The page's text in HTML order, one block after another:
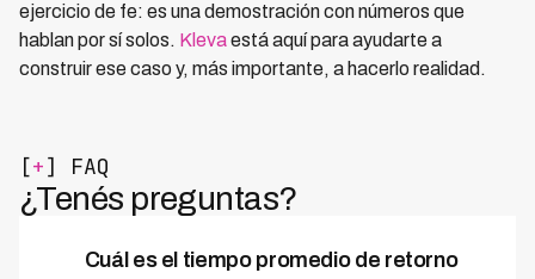
ejercicio de fe: es una demostración con números que
hablan por sí solos. Klevaestá aquí para ayudarte a
construir ese caso y, más importante, a hacerlo realidad.
[+] FAQ
¿Tenés preguntas?
Cuál es el tiempo promedio de retorno